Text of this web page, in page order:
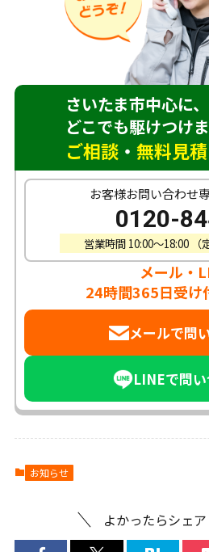
さいたま市中心に
どこでも駆けつけ
ご相談 ・ 無料見
お客様お問い合わせ
0120-
営業時間 10:00〜18:00 （
メール・
24時間365日受け
メールで問
LINEで問
お知らせ
よかったらシェア